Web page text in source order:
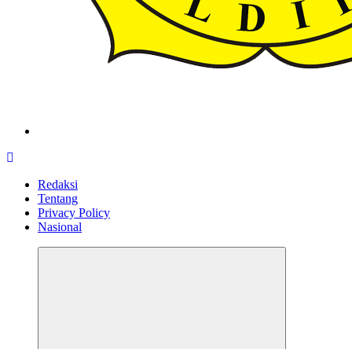
Redaksi
Tentang
Privacy Policy
Nasional